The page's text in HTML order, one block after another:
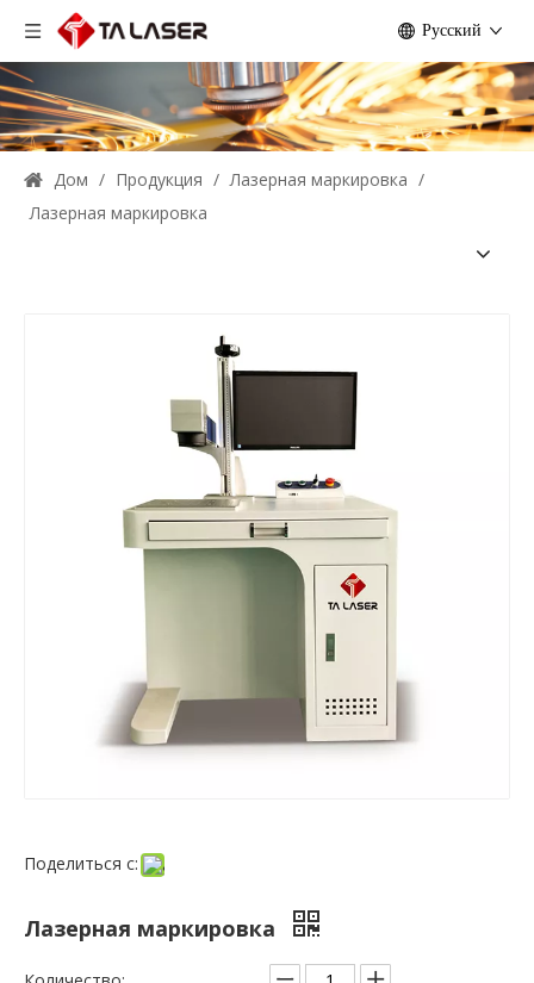
Pусский
Дом / Продукция / Лазерная маркировка /
Лазерная маркировка
Поделиться с:
Лазерная маркировка